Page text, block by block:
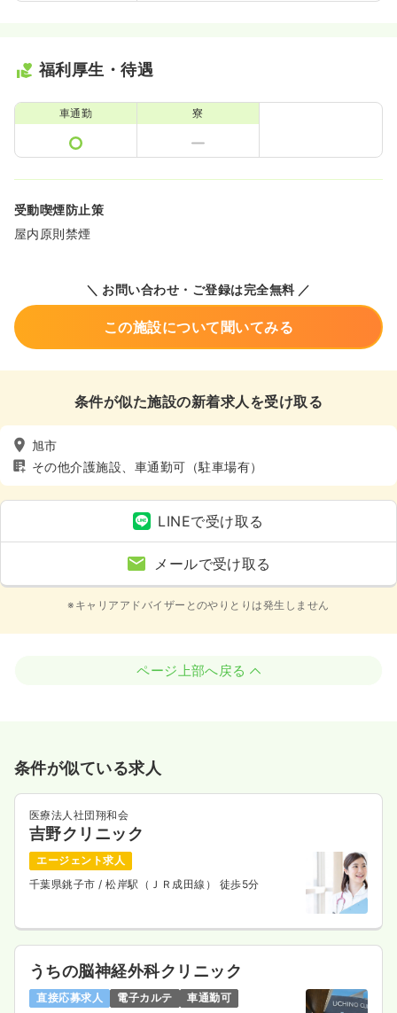
福利厚生・待遇
車通勤 寮
受動喫煙防止策
屋内原則禁煙
＼ お問い合わせ・ご登録は完全無料 ／
この施設について聞いてみる
条件が似た施設の新着求人を受け取る
旭市
その他介護施設、車通勤可（駐車場有）
LINEで受け取る
メールで受け取る
※キャリアアドバイザーとのやりとりは発生しません
ページ上部へ戻る
条件が似ている求人
医療法人社団翔和会
吉野クリニック
エージェント求人
千葉県銚子市 / 松岸駅（ＪＲ成田線） 徒歩5分
うちの脳神経外科クリニック
直接応募求人 電子カルテ
車通勤可